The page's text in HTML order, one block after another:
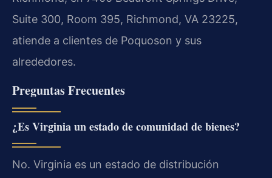
Suite 300, Room 395, Richmond, VA 23225,
atiende a clientes de Poquoson y sus
alrededores.
Preguntas Frecuentes
¿Es Virginia un estado de comunidad de bienes?
No. Virginia es un estado de distribución